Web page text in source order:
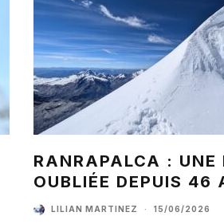
RANRAPALCA : UNE
OUBLIÉE DEPUIS 46
LILIAN MARTINEZ · 15/06/2026